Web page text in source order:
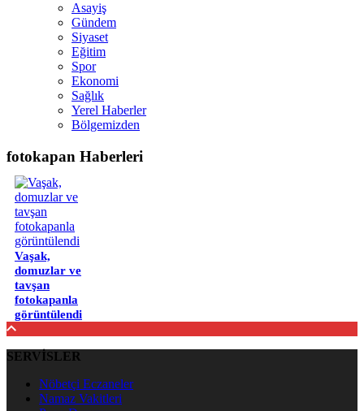
Asayiş
Gündem
Siyaset
Eğitim
Spor
Ekonomi
Sağlık
Yerel Haberler
Bölgemizden
fotokapan Haberleri
Vaşak,
domuzlar ve
tavşan
fotokapanla
görüntülendi
SERVİSLER
Nöbetçi Eczaneler
Namaz Vakitleri